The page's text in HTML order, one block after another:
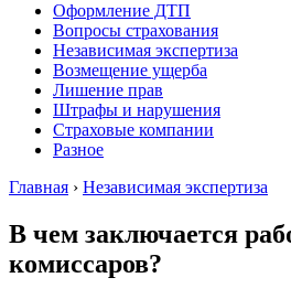
Оформление ДТП
Вопросы страхования
Независимая экспертиза
Возмещение ущерба
Лишение прав
Штрафы и нарушения
Страховые компании
Разное
Главная › Независимая экспертиза
В чем заключается
комиссаров?